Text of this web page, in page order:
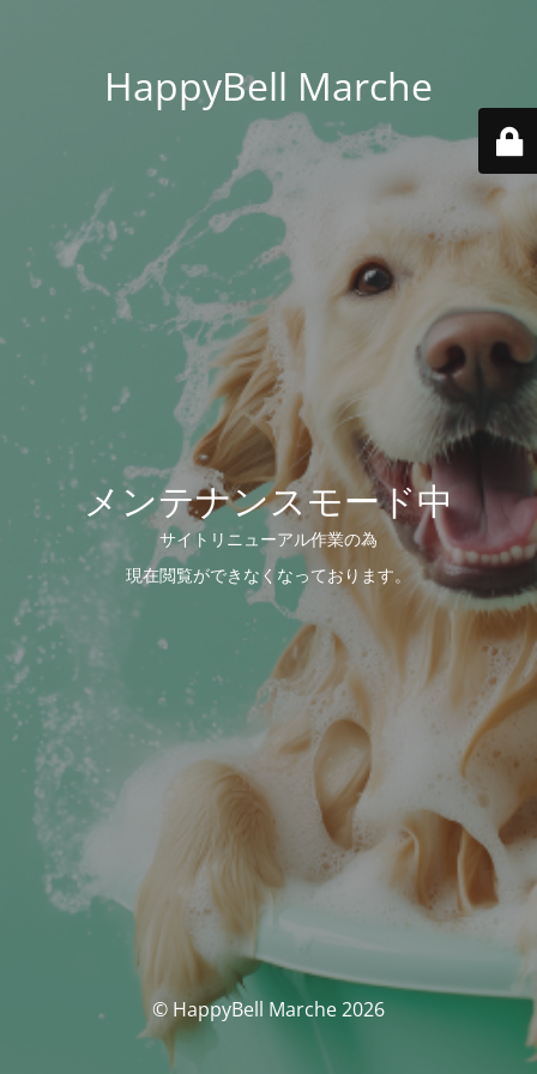
HappyBell Marche
メンテナンスモード中
サイトリニューアル作業の為
現在閲覧ができなくなっております。
© HappyBell Marche 2026